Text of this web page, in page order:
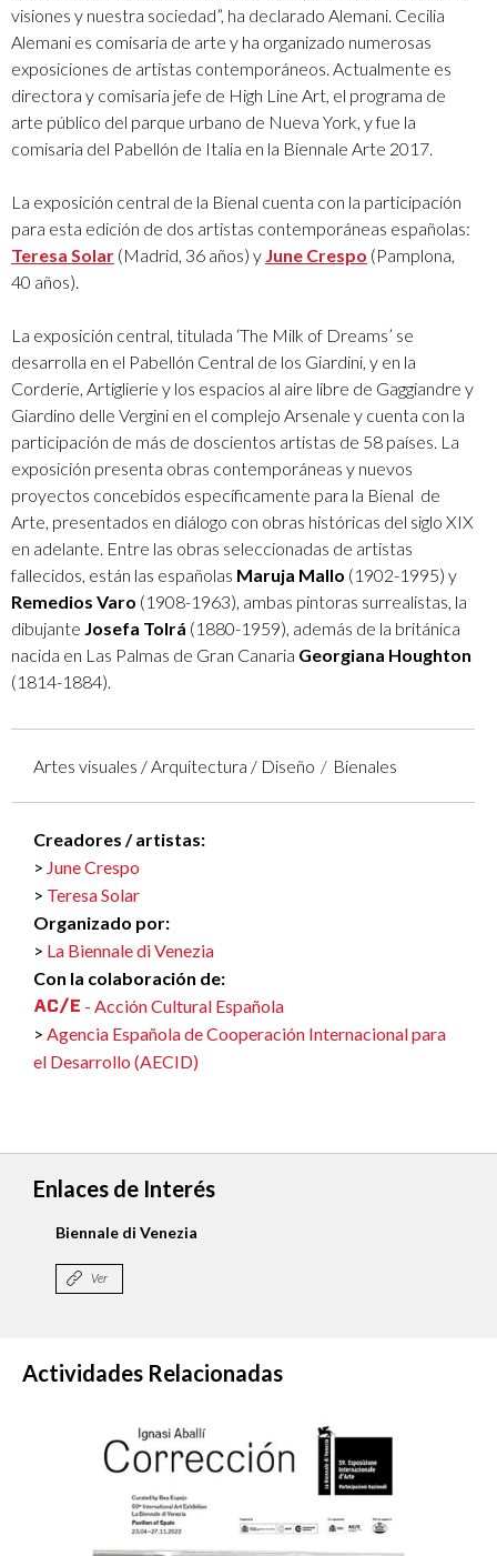
visiones y nuestra sociedad”, ha declarado Alemani. Cecilia
Alemani es comisaria de arte y ha organizado numerosas
exposiciones de artistas contemporáneos. Actualmente es
directora y comisaria jefe de High Line Art, el programa de
arte público del parque urbano de Nueva York, y fue la
comisaria del Pabellón de Italia en la Biennale Arte 2017.
La exposición central de la Bienal cuenta con la participación
para esta edición de dos artistas contemporáneas españolas:
Teresa Solar (Madrid, 36 años) y June Crespo (Pamplona,
40 años).
La exposición central, titulada ‘The Milk of Dreams’ se
desarrolla en el Pabellón Central de los Giardini, y en la
Corderie, Artiglierie y los espacios al aire libre de Gaggiandre y
Giardino delle Vergini en el complejo Arsenale y cuenta con la
participación de más de doscientos artistas de 58 países. La
exposición presenta obras contemporáneas y nuevos
proyectos concebidos específicamente para la Bienal de
Arte, presentados en diálogo con obras históricas del siglo XIX
en adelante. Entre las obras seleccionadas de artistas
fallecidos, están las españolas Maruja Mallo (1902-1995) y
Remedios Varo (1908-1963), ambas pintoras surrealistas, la
dibujante Josefa Tolrá (1880-1959), además de la británica
nacida en Las Palmas de Gran Canaria Georgiana Houghton
(1814-1884).
Artes visuales / Arquitectura / Diseño Bienales
Creadores / artistas:
June Crespo
Teresa Solar
Organizado por:
La Biennale di Venezia
Con la colaboración de:
- Acción Cultural Española
Agencia Española de Cooperación Internacional para
el Desarrollo (AECID)
Enlaces de Interés
Biennale di Venezia
Ver
Actividades Relacionadas